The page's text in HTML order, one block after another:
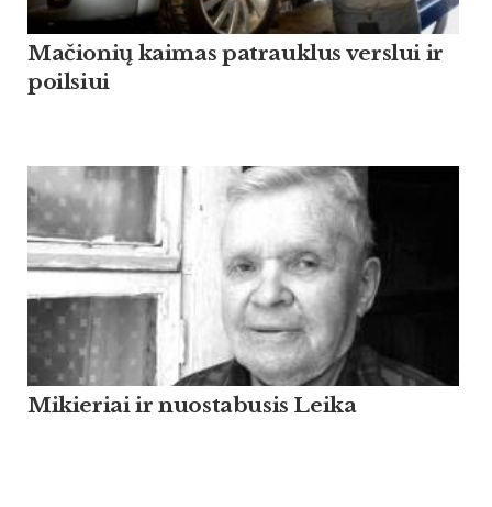
Mačionių kaimas patrauklus verslui ir
poilsiui
Mikieriai ir nuostabusis Leika